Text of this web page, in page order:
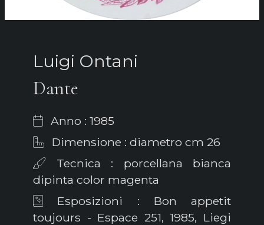
Luigi Ontani
Dante
Anno : 1985
Dimensione : diametro cm 26
Tecnica : porcellana bianca
dipinta color magenta
Esposizioni : Bon appetit
toujours - Espace 251, 1985, Liegi